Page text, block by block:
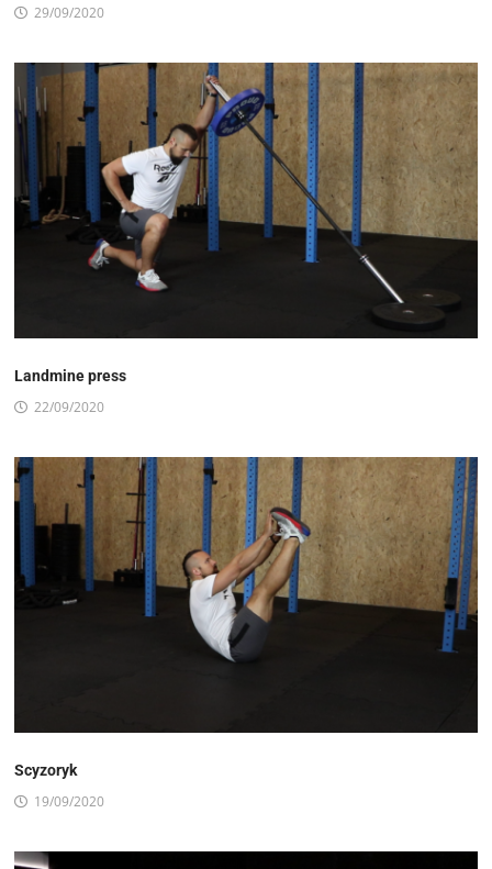
29/09/2020
Landmine press
22/09/2020
Scyzoryk
19/09/2020